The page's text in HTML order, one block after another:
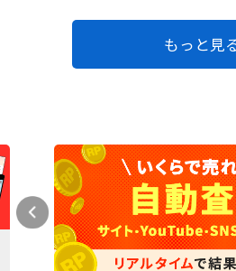
もっと見